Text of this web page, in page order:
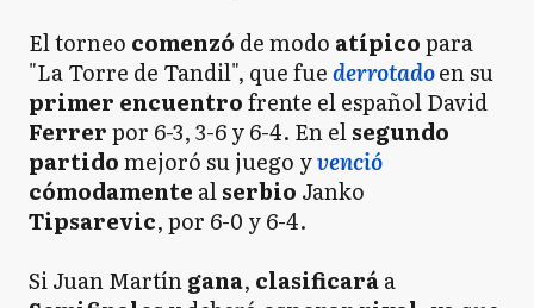
El torneo comenzó de modo atípicopara
"La Torre de Tandil", que fuederrotadoen su
primer encuentrofrente el español David
Ferrerpor 6-3, 3-6 y 6-4. En elsegundo
partidomejoró su juego yvenció
cómodamente alserbio Janko
Tipsarevic,por 6-0 y 6-4.
Si Juan Martíngana, clasificaráa